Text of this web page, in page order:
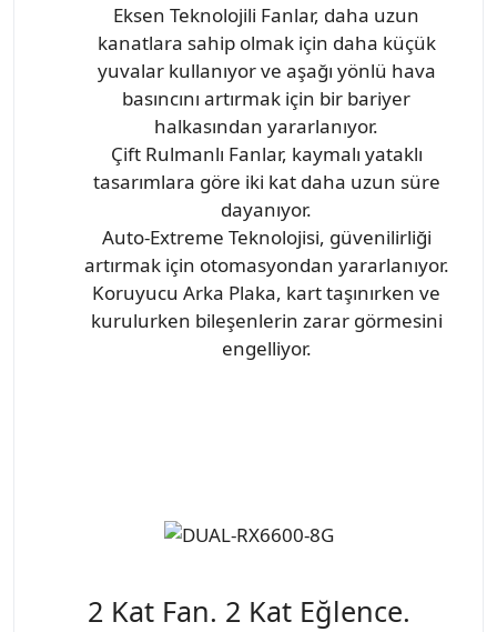
Eksen Teknolojili Fanlar, daha uzun
kanatlara sahip olmak için daha küçük
yuvalar kullanıyor ve aşağı yönlü hava
basıncını artırmak için bir bariyer
halkasından yararlanıyor.
Çift Rulmanlı Fanlar, kaymalı yataklı
tasarımlara göre iki kat daha uzun süre
dayanıyor.
Auto-Extreme Teknolojisi, güvenilirliği
artırmak için otomasyondan yararlanıyor.
Koruyucu Arka Plaka, kart taşınırken ve
kurulurken bileşenlerin zarar görmesini
engelliyor.
2 Kat Fan. 2 Kat Eğlence.